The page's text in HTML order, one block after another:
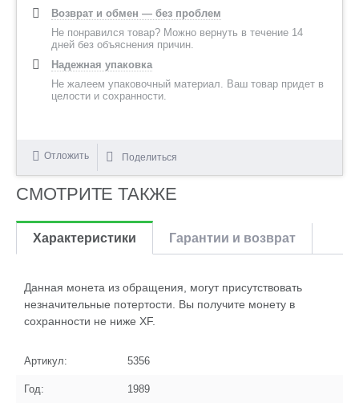
Возврат и обмен — без проблем
Не понравился товар? Можно вернуть в течение 14
дней без объяснения причин.
Надежная упаковка
Не жалеем упаковочный материал. Ваш товар придет в
целости и сохранности.
Отложить Поделиться
СМОТРИТЕ ТАКЖЕ
Характеристики Гарантии и возврат
Данная монета из обращения, могут присутствовать
незначительные потертости. Вы получите монету в
сохранности не ниже XF.
Артикул: 5356
Год: 1989